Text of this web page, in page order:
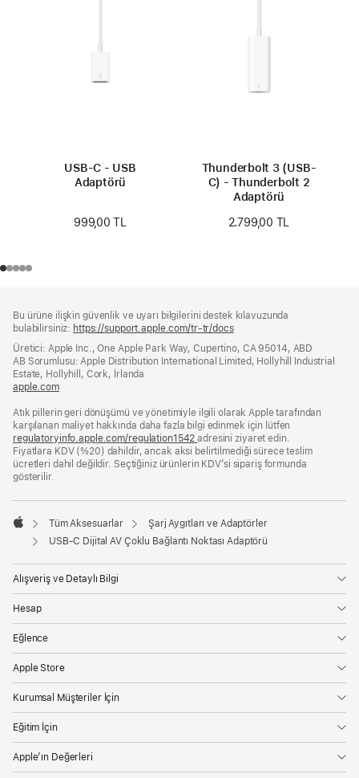
USB-C - USB
Adaptörü
999,00 TL
Thunderbolt 3 (USB-
C) - Thunderbolt 2
Adaptörü
2.799,00 TL
Bilgi
Bu ürüne ilişkin güvenlik ve uyarı bilgilerini destek kılavuzunda
bulabilirsiniz: https://support.apple.com/tr-tr/docs(yeni
pencerede
açılır)
Üretici: Apple Inc., One Apple Park Way, Cupertino, CA 95014, ABD
AB Sorumlusu: Apple Distribution International Limited, Hollyhill Industrial
Estate, Hollyhill, Cork, İrlanda
apple.com(yeni
pencerede
açılır)
Atık pillerin geri dönüşümü ve yönetimiyle ilgili olarak Apple tarafından
karşılanan maliyet hakkında daha fazla bilgi edinmek için lütfen
regulatoryinfo.apple.com/regulation1542(yeni
bir
pencerede
adresini ziyaret edin.
Fiyatlara KDV (%20) dahildir, ancak aksi belirtilmediği sürece teslim
ücretleri dahil değildir. Seçtiğiniz ürünlerin KDV’si sipariş formunda
gösterilir.
Apple
Tüm Aksesuarlar
Şarj Aygıtları ve Adaptörler
USB-C Dijital AV Çoklu Bağlantı Noktası Adaptörü
Alışveriş ve Detaylı Bilgi
Hesap
Eğlence
Apple Store
Kurumsal Müşteriler İçin
Eğitim İçin
Apple’ın Değerleri